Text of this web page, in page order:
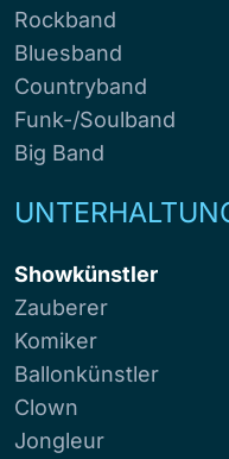
Rockband
Bluesband
Countryband
Funk-/Soulband
Big Band
Showkünstler
Zauberer
Komiker
Ballonkünstler
Clown
Jongleur